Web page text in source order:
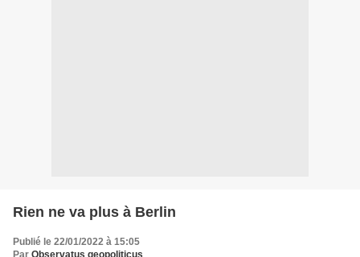
Rien ne va plus à Berlin
Publié le 22/01/2022 à 15:05
Par Observatus geopoliticus